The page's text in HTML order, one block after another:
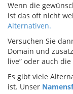
Wenn die
ist das oft nicht
Alternativen.
Versuchen Sie
Domain und
live” oder auch
Es gibt viele
ist. Unser